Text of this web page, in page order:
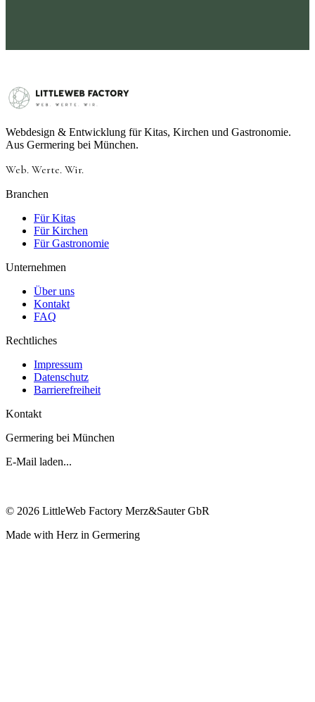
Webdesign & Entwicklung für Kitas, Kirchen und Gastronomie.
Aus Germering bei München.
Web. Werte. Wir.
Branchen
Für Kitas
Für Kirchen
Für Gastronomie
Unternehmen
Über uns
Kontakt
FAQ
Rechtliches
Impressum
Datenschutz
Barrierefreiheit
Kontakt
Germering bei München
E-Mail laden...
© 2026 LittleWeb Factory Merz&Sauter GbR
Made with Herz in Germering